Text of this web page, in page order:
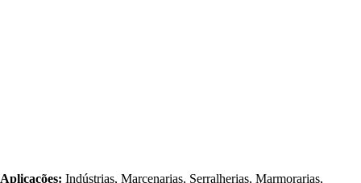
Aplicações: Indústrias, Marcenarias, Serralherias, Marmorarias,